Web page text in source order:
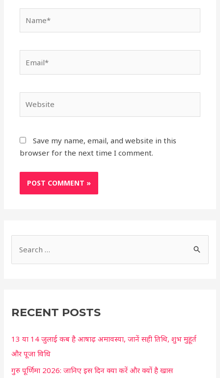
Save my name, email, and website in this
browser for the next time I comment.
e
c
f
o
r
RECENT POSTS
13 या 14 जुलाई कब है आषाढ़ अमावस्या, जानें सही तिथि, शुभ मुहूर्त
और पूजा विधि
गुरु पूर्णिमा 2026: जानिए इस दिन क्या करें और क्यों है खास